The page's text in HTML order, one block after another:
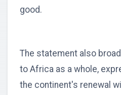
good.
The statement also
to Africa as a whole,
the continent's renewal